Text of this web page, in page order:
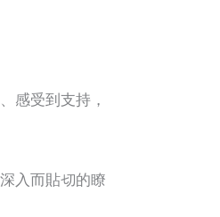
感受到支持，
入而貼切的瞭